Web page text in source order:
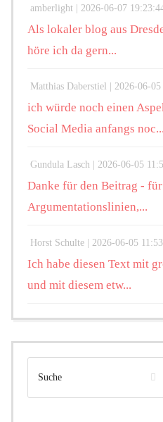
amberlight | 2026-06-07
Als lokaler blog aus
höre ich da gern...
Matthias Daberstiel | 2026-06-
ich würde noch einen
Social Media anfangs noc...
Gundula Lasch | 2026-06-05
Danke für den Beitrag -
Argumentationslinien,...
Horst Schulte | 2026-06-05
Ich habe diesen Text mit
und mit diesem etw...